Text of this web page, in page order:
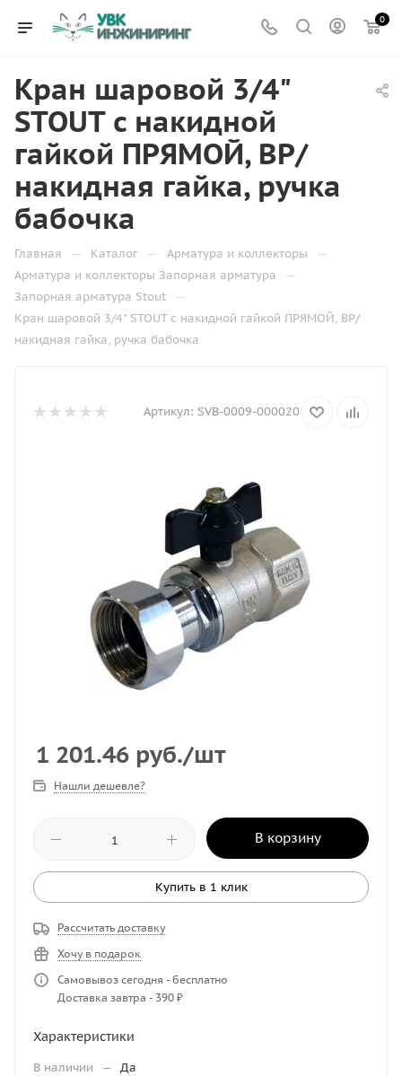
0
Кран шаровой 3/4"
STOUT с накидной
гайкой ПРЯМОЙ, ВР/
накидная гайка, ручка
бабочка
Главная — Каталог — Арматура и коллекторы —
Арматура и коллекторы Запорная арматура —
Запорная арматура Stout —
Кран шаровой 3/4" STOUT с накидной гайкой ПРЯМОЙ, ВР/
накидная гайка, ручка бабочка
Артикул: SVB-0009-000020
1 201.46 руб./шт
Нашли дешевле?
В корзину
Купить в 1 клик
Рассчитать доставку
Хочу в подарок
Самовывоз сегодня - бесплатно
Доставка завтра - 390 ₽
Характеристики
В наличии —
Да